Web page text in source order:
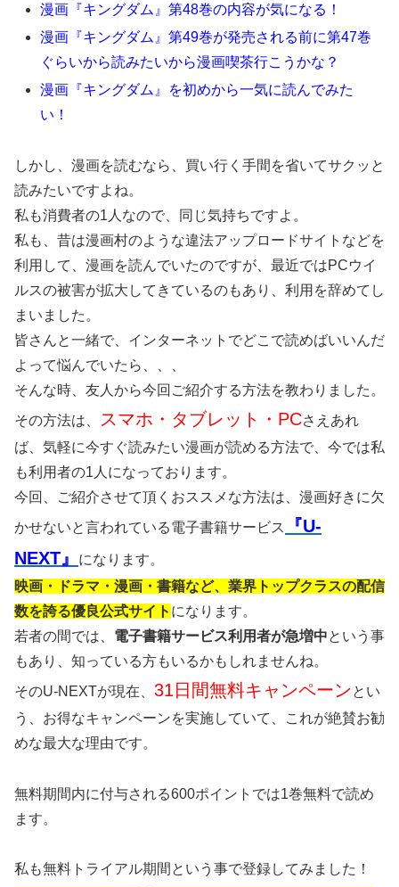
漫画『キングダム』第48巻の内容が気になる！
漫画『キングダム』第49巻が発売される前に第47巻
ぐらいから読みたいから漫画喫茶行こうかな？
漫画『キングダム』を初めから一気に読んでみた
い！
しかし、漫画を読むなら、買い行く手間を省いてサクッと
読みたいですよね。
私も消費者の1人なので、同じ気持ちですよ。
私も、昔は漫画村のような違法アップロードサイトなどを
利用して、漫画を読んでいたのですが、最近ではPCウイ
ルスの被害が拡大してきているのもあり、利用を辞めてし
まいました。
皆さんと一緒で、インターネットでどこで読めばいいんだ
よって悩んでいたら、、、
そんな時、友人から今回ご紹介する方法を教わりました。
その方法は、
スマホ・タブレット・PCさえあれ
ば、気軽に今すぐ読みたい漫画が読める方法で、今では私
も利用者の1人になっております。
今回、ご紹介させて頂くおススメな方法は、漫画好きに欠
かせないと言われている電子書籍サービス
『U-
NEXT』
になります。
映画・ドラマ・漫画・書籍など、業界トップクラスの配信
数を誇る優良公式サイト になります。
若者の間では、 電子書籍サービス利用者が急増中という事
もあり、知っている方もいるかもしれませんね。
そのU-NEXTが現在、 31日間無料キャンペーンとい
う、お得なキャンペーンを実施していて、これが絶賛お勧
めな最大な理由です。
無料期間内に付与される600ポイントでは1巻無料で読め
ます。
私も無料トライアル期間という事で登録してみました！